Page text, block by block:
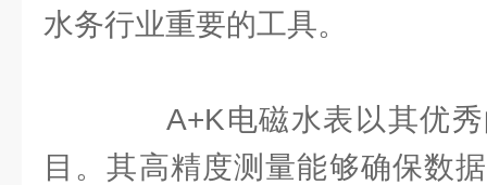
水务行业重要的工具。
A+K电磁水表以其优秀
目。其高精度测量能够确保数